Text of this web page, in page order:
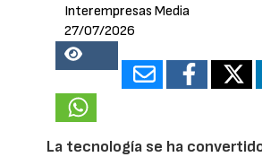
Interempresas Media
27/07/2026
14581
La tecnología se ha